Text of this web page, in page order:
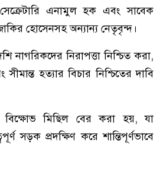
এনামুল হক এবং সাবেক
হোসেনসহ অন্যান্য নেতৃবৃন্দ।
নাগরিকদের নিরাপত্তা নিশ্চিত করা,
হত্যার বিচার নিশ্চিতের দাবি
মিছিল বের করা হয়, যা
সড়ক প্রদক্ষিণ করে শান্তিপূর্ণভাবে